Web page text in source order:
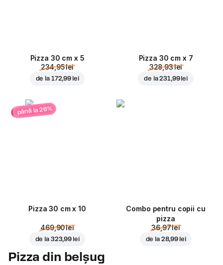
Pizza 30 cm x 5
234,95 lei
de la 172,99 lei
Pizza 30 cm x 7
328,93 lei
de la231,99 lei
până la 26%
Pizza 30 cm x 10
469,90 lei
de la 323,99 lei
Combo pentru copii cu
pizza
36,97 lei
de la 28,99 lei
Pizza din belșug